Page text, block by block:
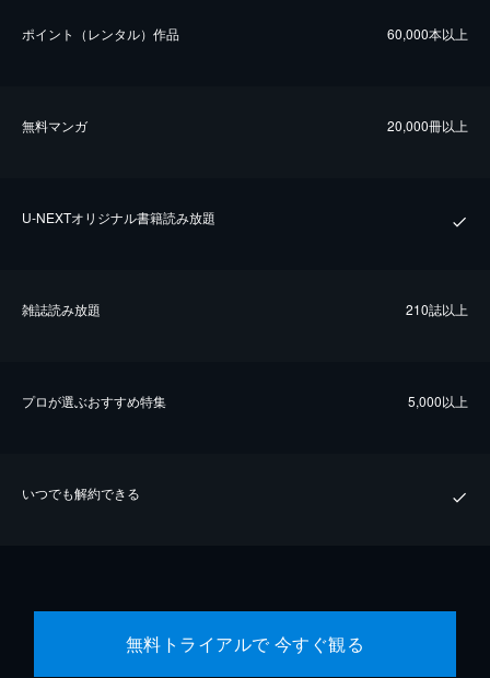
ポイント（レンタル）作品 60,000本以上
無料マンガ 20,000冊以上
U-NEXTオリジナル書籍読み放題
雑誌読み放題 210誌以上
プロが選ぶおすすめ特集 5,000以上
いつでも解約できる
無料トライアルで 今すぐ観る